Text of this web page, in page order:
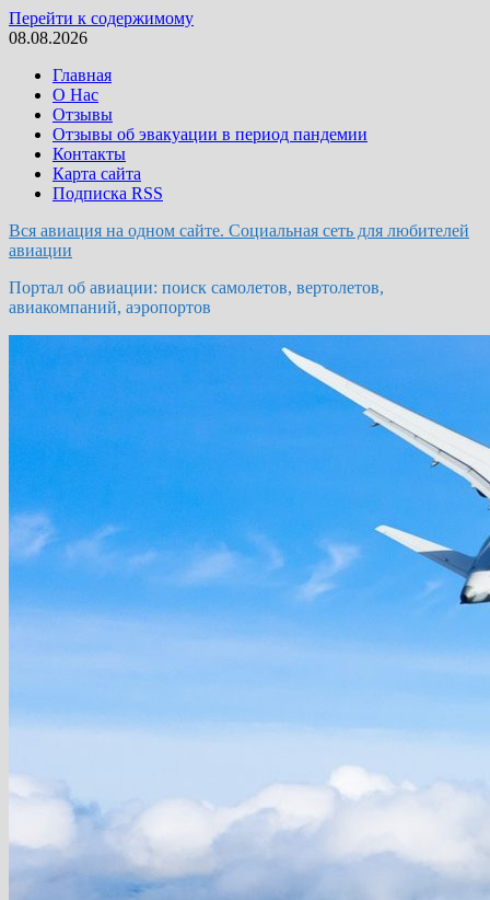
Перейти к содержимому
08.08.2026
Главная
О Нас
Отзывы
Отзывы об эвакуации в период пандемии
Контакты
Карта сайта
Подписка RSS
Вся авиация на одном сайте. Социальная сеть для любителей
авиации
Портал об авиации: поиск самолетов, вертолетов,
авиакомпаний, аэропортов